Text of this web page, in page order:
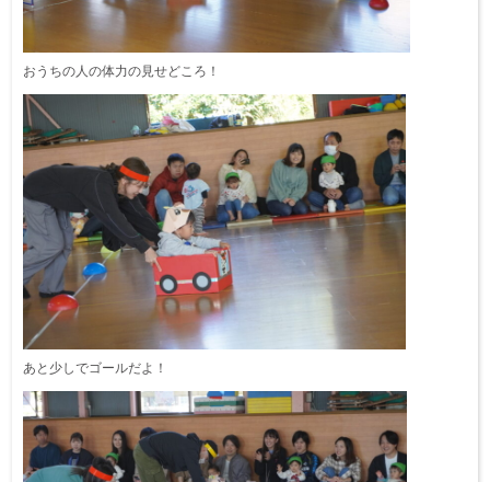
おうちの人の体力の見せどころ！
あと少しでゴールだよ！